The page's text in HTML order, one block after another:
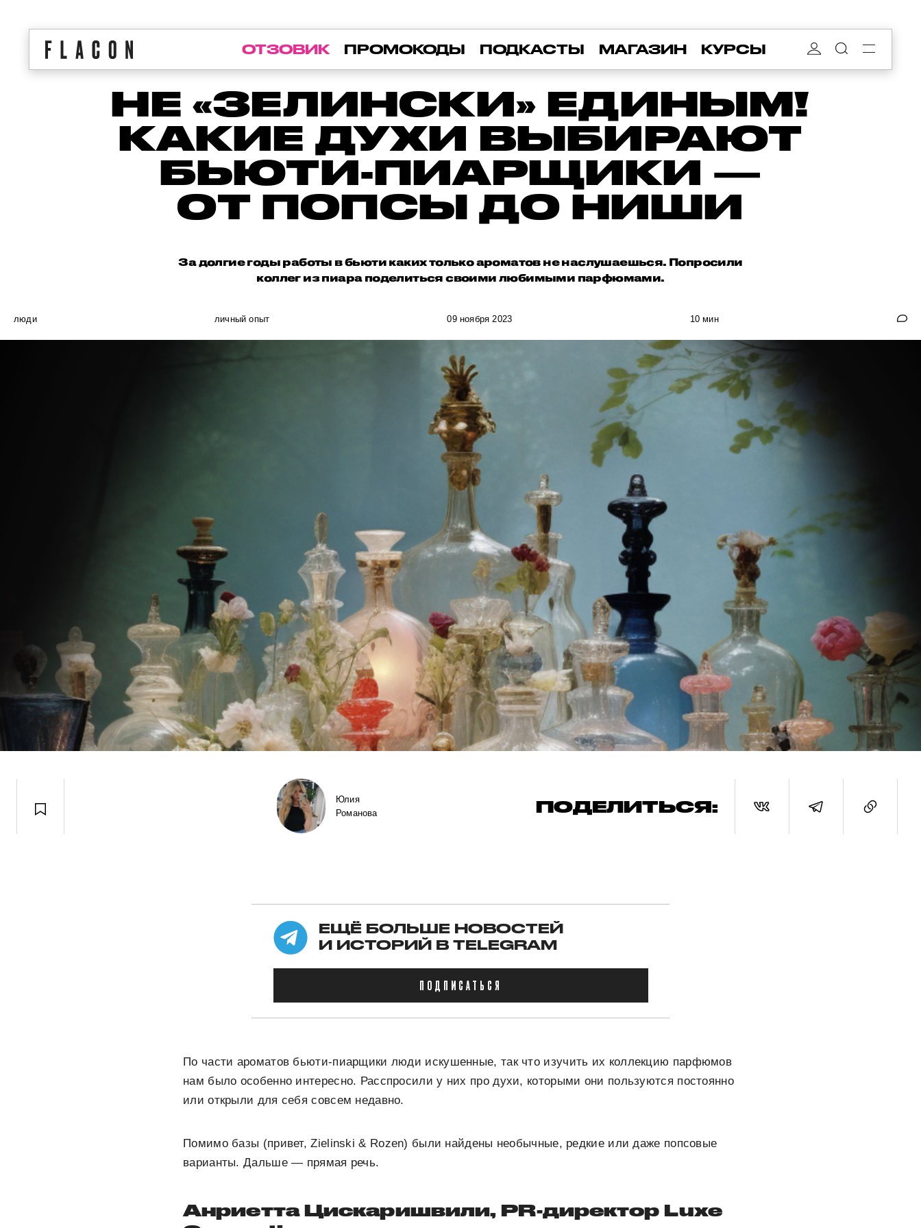
ОТЗОВИК ПРОМОКОДЫ ПОДКАСТЫ МАГАЗИН КУРСЫ
НЕ «ЗЕЛИНСКИ» ЕДИНЫМ!
КАКИЕ ДУХИ ВЫБИРАЮТ
БЬЮТИ-ПИАРЩИКИ —
ОТ ПОПСЫ ДО НИШИ
За долгие годы работы в бьюти каких только ароматов не наслушаешься. Попросили
коллег из пиара поделиться своими любимыми парфюмами.
люди личный опыт 09 ноября 2023 10 мин
Юлия
Романова
ПОДЕЛИТЬСЯ:
ЕЩЁ БОЛЬШЕ НОВОСТЕЙ
И ИСТОРИЙ В TELEGRAM
ПОДПИСАТЬСЯ
По части ароматов бьюти-пиарщики люди искушенные, так что изучить их коллекцию парфюмов
нам было особенно интересно. Расспросили у них про духи, которыми они пользуются постоянно
или открыли для себя совсем недавно.
Помимо базы (привет, Zielinski & Rozen) были найдены необычные, редкие или даже попсовые
варианты. Дальше — прямая речь.
Анриетта Цискаришвили, PR-директор Luxe